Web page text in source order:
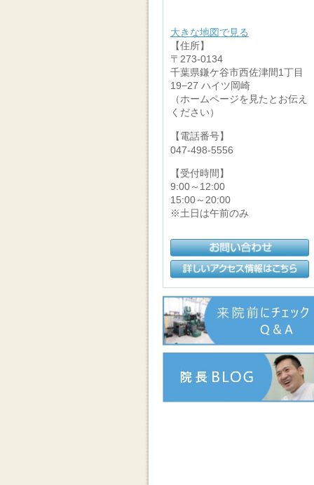
大きな地図で見る
【住所】
〒273-0134
千葉県鎌ケ谷市西佐津間1丁目
19−27 ハイツ岡崎
（ホームページを見たとお伝え
ください）
【電話番号】
047-498-5556
【受付時間】
9:00～12:00
15:00～20:00
※土日は午前のみ